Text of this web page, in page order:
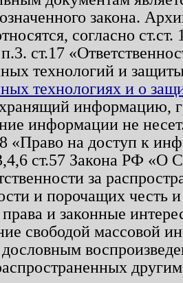
закона.
согласно
ст.17
технологий и
технологиях и о
информацию,
информации не
«Право на доступ к
ст.57 Закона РФ «О
за
и порочащих честь
и законные
свободой массовой